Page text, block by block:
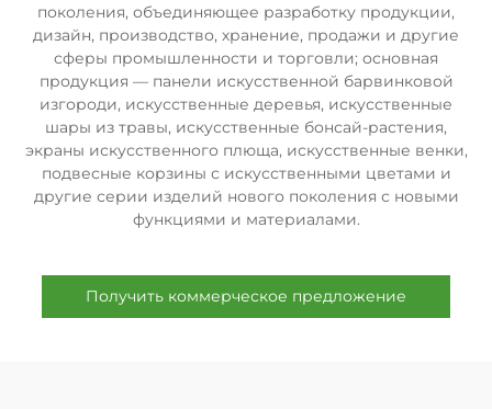
поколения, объединяющее разработку продукции,
дизайн, производство, хранение, продажи и другие
сферы промышленности и торговли; основная
продукция — панели искусственной барвинковой
изгороди, искусственные деревья, искусственные
шары из травы, искусственные бонсай-растения,
экраны искусственного плюща, искусственные венки,
подвесные корзины с искусственными цветами и
другие серии изделий нового поколения с новыми
функциями и материалами.
Получить коммерческое предложение